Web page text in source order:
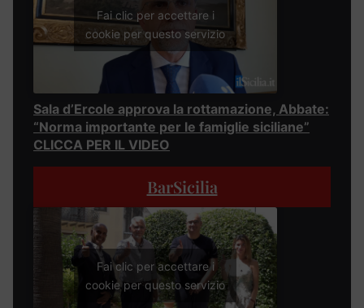
Fai clic per accettare i
cookie per questo servizio
Sala d’Ercole approva la rottamazione, Abbate:
“Norma importante per le famiglie siciliane”
CLICCA PER IL VIDEO
BarSicilia
Fai clic per accettare i
cookie per questo servizio